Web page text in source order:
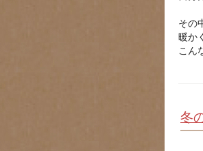
その
暖か
こん
冬